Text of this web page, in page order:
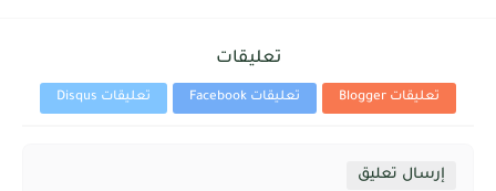
تعليقات
تعليقات Blogger تعليقات Facebook تعليقات Disqus
إرسال تعليق